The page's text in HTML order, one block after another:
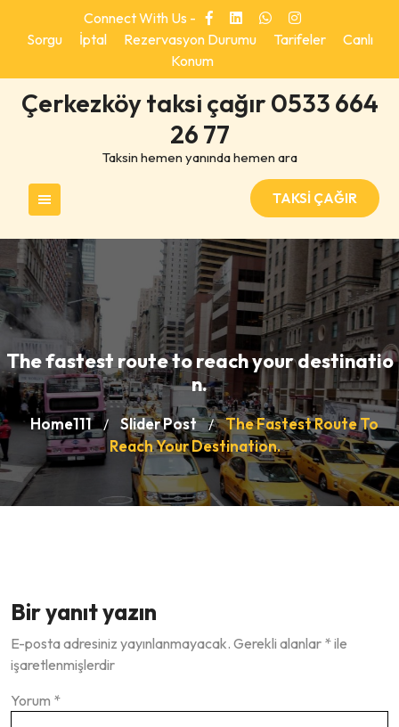
Connect With Us -
Sorgu
İptal Rezervasyon Durumu Tarifeler
Canlı
Konum
Çerkezköy taksi çağır 0533 664
26 77
Taksin hemen yanında hemen ara
TAKSİ ÇAĞIR
The fastest route to reach your destinatio
n.
Home111 / Slider Post / The Fastest Route To
Reach Your Destination.
Bir yanıt yazın
E-posta adresiniz yayınlanmayacak. Gerekli alanlar *ile
işaretlenmişlerdir
Yorum *